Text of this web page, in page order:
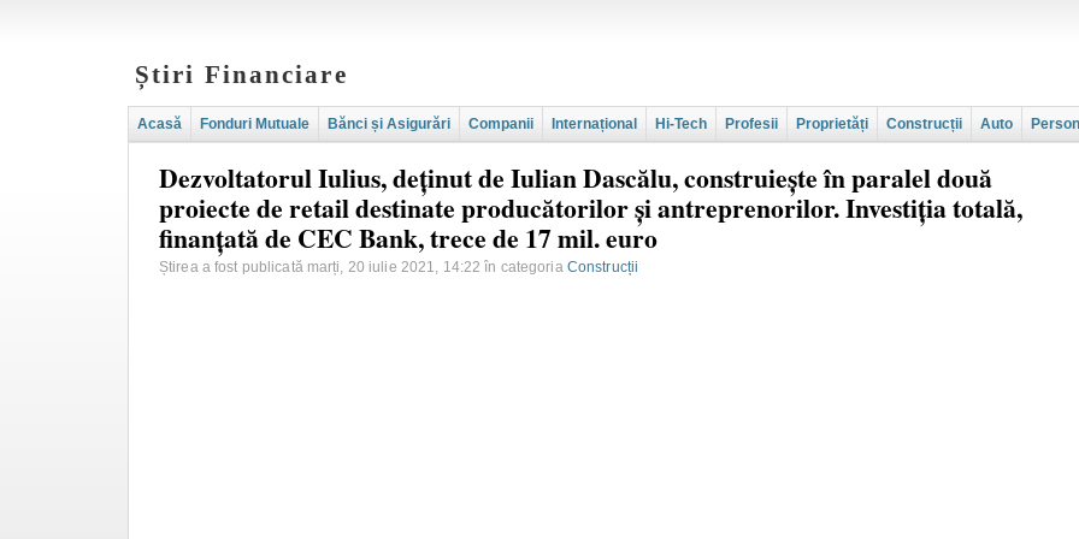
Știri Financiare
Acasă Fonduri Mutuale Bănci și Asigurări Companii Internațional Hi-Tech Profesii Proprietăți Construcții Auto
Dezvoltatorul Iulius, deținut de Iulian Dascălu, construiește în paralel două
proiecte de retail destinate producătorilor și antreprenorilor. Investiția totală,
finanțată de CEC Bank, trece de 17 mil. euro
Știrea a fost publicată marți, 20 iulie 2021, 14:22 în categoria Construcții